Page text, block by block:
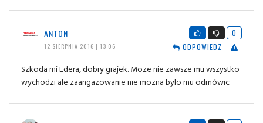
ANTON
12 SIERPNIA 2016 | 13:06
0
ODPOWIEDZ
Szkoda mi Edera, dobry grajek. Moze nie zawsze mu wszystko
wychodzi ale zaangazowanie nie mozna bylo mu odmówic